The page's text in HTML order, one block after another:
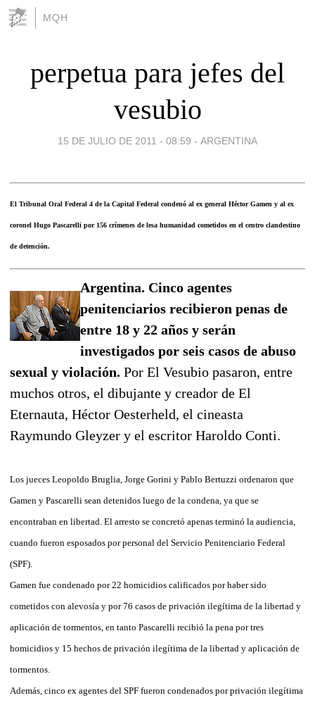
MQH
perpetua para jefes del
vesubio
15 DE JULIO DE 2011 - 08:59 - ARGENTINA
El Tribunal Oral Federal 4 de la Capital Federal condenó al ex general Héctor Gamen y al ex
coronel Hugo Pascarelli por 156 crímenes de lesa humanidad cometidos en el centro clandestino
de detención.
Argentina. Cinco agentes
penitenciarios recibieron penas de
entre 18 y 22 años y serán
investigados por seis casos de abuso
sexual y violación. Por El Vesubio pasaron, entre
muchos otros, el dibujante y creador de El
Eternauta, Héctor Oesterheld, el cineasta
Raymundo Gleyzer y el escritor Haroldo Conti.
Los jueces Leopoldo Bruglia, Jorge Gorini y Pablo Bertuzzi ordenaron que
Gamen y Pascarelli sean detenidos luego de la condena, ya que se
encontraban en libertad. El arresto se concretó apenas terminó la audiencia,
cuando fueron esposados por personal del Servicio Penitenciario Federal
(SPF).
Gamen fue condenado por 22 homicidios calificados por haber sido
cometidos con alevosía y por 76 casos de privación ilegítima de la libertad y
aplicación de tormentos, en tanto Pascarelli recibió la pena por tres
homicidios y 15 hechos de privación ilegítima de la libertad y aplicación de
tormentos.
Además, cinco ex agentes del SPF fueron condenados por privación ilegítima